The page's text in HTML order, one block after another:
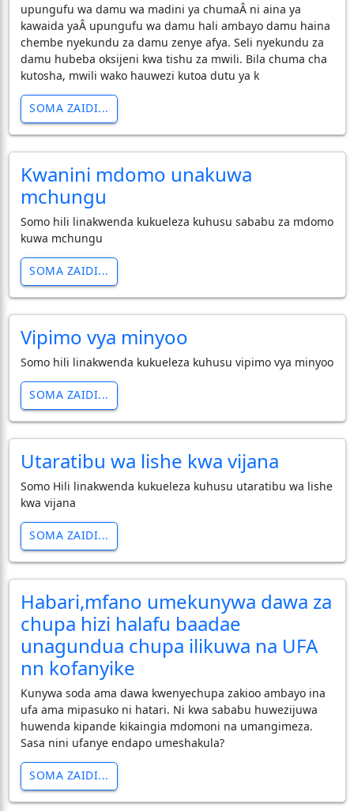
upungufu wa damu wa madini ya chumaÂ ni aina ya
kawaida yaÂ upungufu wa damu hali ambayo damu haina
chembe nyekundu za damu zenye afya. Seli nyekundu za
damu hubeba oksijeni kwa tishu za mwili. Bila chuma cha
kutosha, mwili wako hauwezi kutoa dutu ya k
SOMA ZAIDI...
Kwanini mdomo unakuwa
mchungu
Somo hili linakwenda kukueleza kuhusu sababu za mdomo
kuwa mchungu
SOMA ZAIDI...
Vipimo vya minyoo
Somo hili linakwenda kukueleza kuhusu vipimo vya minyoo
SOMA ZAIDI...
Utaratibu wa lishe kwa vijana
Somo Hili linakwenda kukueleza kuhusu utaratibu wa lishe
kwa vijana
SOMA ZAIDI...
Habari,mfano umekunywa dawa za
chupa hizi halafu baadae
unagundua chupa ilikuwa na UFA
nn kofanyike
Kunywa soda ama dawa kwenyechupa zakioo ambayo ina
ufa ama mipasuko ni hatari. Ni kwa sababu huwezijuwa
huwenda kipande kikaingia mdomoni na umangimeza.
Sasa nini ufanye endapo umeshakula?
SOMA ZAIDI...